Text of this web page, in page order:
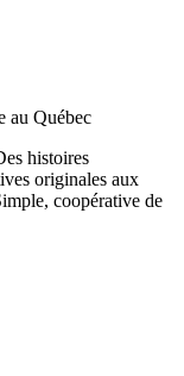
histoires
originales aux
coopérative de